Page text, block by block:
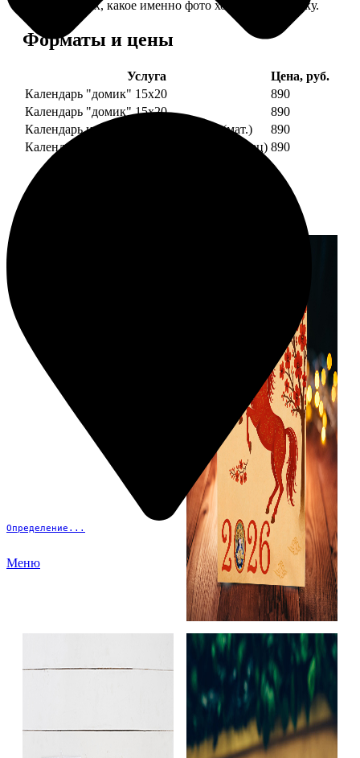
Определение...
Меню
комментариях, какое именно фото хотите на обложку.
Форматы и цены
Услуга
Цена, руб.
Календарь "домик" 15х20
890
Календарь "домик" 15х20
890
Календарь настольный А5 210х148 (мат.)
890
Календарь настольный А5 210х148 (глянец) 890